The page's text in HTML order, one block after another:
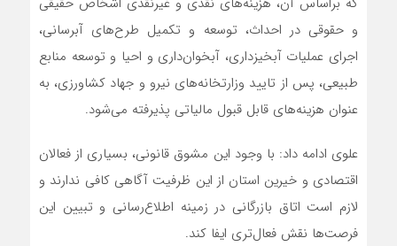
و حقوقی در احداث، توسعه و تکمیل طرح‌های آبرسانی،
اجرای عملیات آبخیزداری، آبخوان‌داری و احیا و توسعه منابع
طبیعی، پس از تایید وزارتخانه‌های نیرو و جهاد کشاورزی، به
عنوان هزینه‌های قابل قبول مالیاتی پذیرفته می‌شود.
علوی ادامه داد: با وجود این مشوق قانونی، بسیاری از فعالان
اقتصادی و خیرین استان از این ظرفیت آگاهی کافی ندارند و
لازم است اتاق بازرگانی در زمینه اطلاع‌رسانی و تبیین این
فرصت‌ها نقش فعال‌تری ایفا کند.